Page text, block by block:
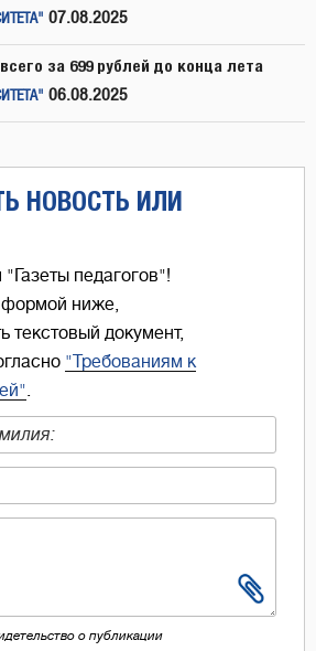
07.08.2025
за 699 рублей до конца лета
06.08.2025
НОВОСТЬ ИЛИ
педагогов"!
формой ниже,
текстовый документ,
"Требованиям к
.
о публикации